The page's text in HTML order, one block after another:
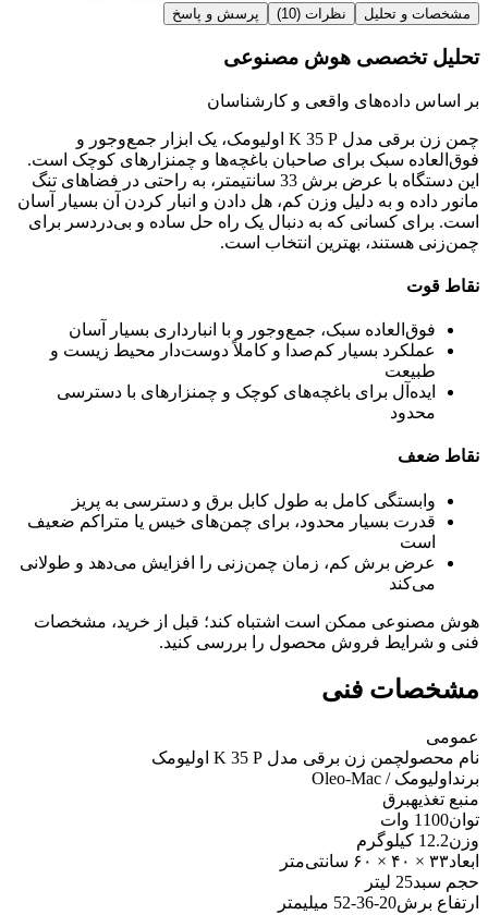
مشخصات و تحلیل
نظرات (10) پرسش و پاسخ
تحلیل تخصصی هوش مصنوعی
بر اساس داده‌های واقعی و کارشناسان
چمن زن برقی مدل K 35 P اولیومک، یک ابزار جمع‌وجور و
فوق‌العاده سبک برای صاحبان باغچه‌ها و چمنزارهای کوچک است.
این دستگاه با عرض برش 33 سانتیمتر، به راحتی در فضاهای تنگ
مانور داده و به دلیل وزن کم، هل دادن و انبار کردن آن بسیار آسان
است. برای کسانی که به دنبال یک راه حل ساده و بی‌دردسر برای
چمن‌زنی هستند، بهترین انتخاب است.
نقاط قوت
فوق‌العاده سبک، جمع‌وجور و با انبارداری بسیار آسان
عملکرد بسیار کم‌صدا و کاملاً دوست‌دار محیط زیست و
طبیعت
ایده‌آل برای باغچه‌های کوچک و چمنزارهای با دسترسی
محدود
نقاط ضعف
وابستگی کامل به طول کابل برق و دسترسی به پریز
قدرت بسیار محدود، برای چمن‌های خیس یا متراکم ضعیف
است
عرض برش کم، زمان چمن‌زنی را افزایش می‌دهد و طولانی
می‌کند
هوش مصنوعی ممکن است اشتباه کند؛ قبل از خرید، مشخصات
فنی و شرایط فروش محصول را بررسی کنید.
مشخصات فنی
عمومی
نام محصولچمن زن برقی مدل K 35 P اولیومک
برند اولیومک / Oleo-Mac
منبع تغذیهبرق
توان1100 وات
وزن12.2 کیلوگرم
ابعاد۳۳ × ۴۰ × ۶۰ سانتی‌متر
حجم سبد25 لیتر
ارتفاع برش20-36-52 میلیمتر